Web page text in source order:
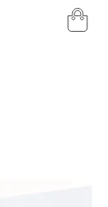
Mina Sidor